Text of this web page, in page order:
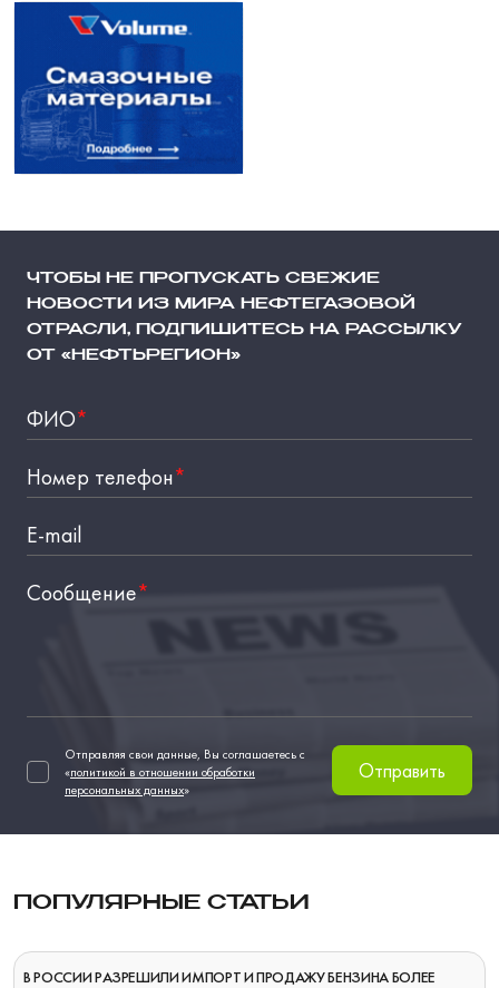
ЧТОБЫ НЕ ПРОПУСКАТЬ СВЕЖИЕ
НОВОСТИ ИЗ МИРА НЕФТЕГАЗОВОЙ
ОТРАСЛИ, ПОДПИШИТЕСЬ НА РАССЫЛКУ
ОТ «НЕФТЬРЕГИОН»
ФИО*
Номер телефон*
E-mail
Сообщение*
Отправляя свои данные, Вы соглашаетесь с
«политикой в отношении обработки
персональных данных»
Отправить
ПОПУЛЯРНЫЕ СТАТЬИ
В РОССИИ РАЗРЕШИЛИ ИМПОРТ И ПРОДАЖУ БЕНЗИНА БОЛЕЕ